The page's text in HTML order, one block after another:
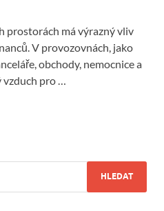
prostorách má výrazný vliv
V provozovnách, jako
obchody, nemocnice a
vzduch pro …